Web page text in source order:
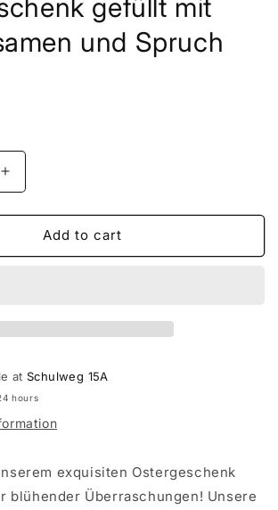
gefüllt mit
und Spruch
Increase
quantity
for
Reagenzglas
als
Add to cart
atSchulweg 15A
hours
exquisiten Ostergeschenk
blühender Überraschungen! Unsere